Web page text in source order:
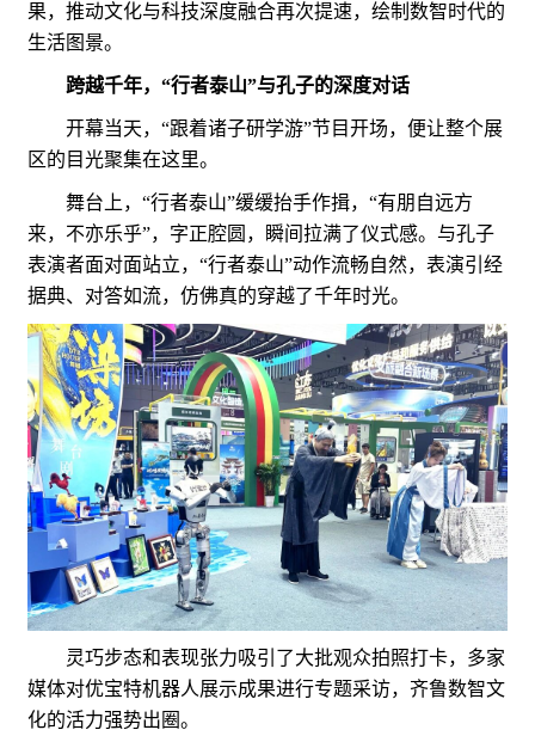
果，推动文化与科技深度融合再次提速，绘制数智时代的
生活图景。
跨越千年，“行者泰山”与孔子的深度对话
开幕当天，“跟着诸子研学游”节目开场，便让整个展
区的目光聚集在这里。
舞台上，“行者泰山”缓缓抬手作揖，“有朋自远方
来，不亦乐乎”，字正腔圆，瞬间拉满了仪式感。与孔子
表演者面对面站立，“行者泰山”动作流畅自然，表演引经
据典、对答如流，仿佛真的穿越了千年时光。
灵巧步态和表现张力吸引了大批观众拍照打卡，多家
媒体对优宝特机器人展示成果进行专题采访，齐鲁数智文
化的活力强势出圈。